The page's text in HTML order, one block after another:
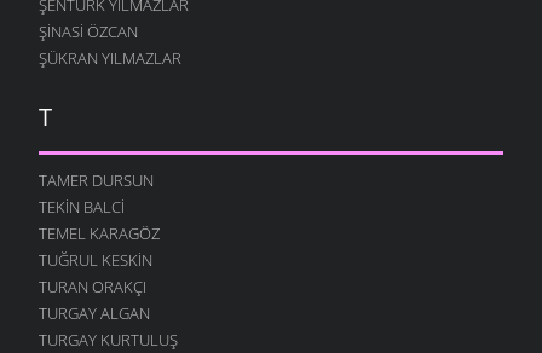
ŞINASI ÖZCAN
ŞÜKRAN YILMAZLAR
T
TAMER DURSUN
TEKIN BALCI
TEMEL KARAGÖZ
TUĞRUL KESKIN
TURAN ORAKÇI
TURGAY ALGAN
TURGAY KURTULUŞ